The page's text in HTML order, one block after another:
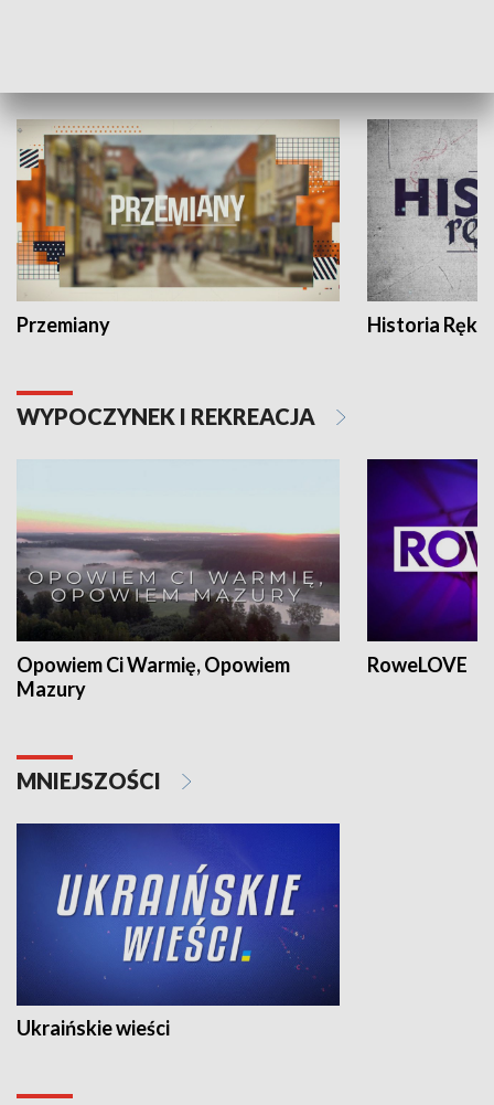
Przemiany Historia Ręką
WYPOCZYNEK I REKREACJA
Opowiem Ci Warmię, Opowiem
Mazury
RoweLOVE
MNIEJSZOŚCI
Ukraińskie wieści